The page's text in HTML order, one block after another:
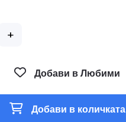
+
Добави в Любими
Добави в количката